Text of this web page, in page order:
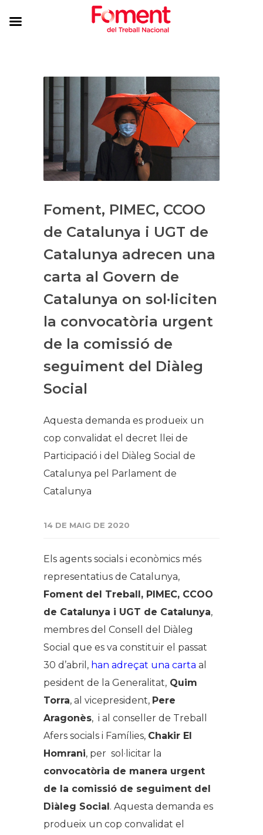
Foment, PIMEC, CCOO
de Catalunya i UGT de
Catalunya adrecen una
carta al Govern de
Catalunya on sol·liciten
la convocatòria urgent
de la comissió de
seguiment del Diàleg
Social
Aquesta demanda es produeix un
cop convalidat el decret llei de
Participació i del Diàleg Social de
Catalunya pel Parlament de
Catalunya
14 DE MAIG DE 2020
Els agents socials i econòmics més
representatius de Catalunya,
Foment del Treball, PIMEC, CCOO
de Catalunya i UGT de Catalunya,
membres del Consell del Diàleg
Social que es va constituir el passat
30 d’abril, han adreçat una carta al
pesident de la Generalitat, Quim
Torra, al vicepresident, Pere
Aragonès, i al conseller de Treball
Afers socials i Famílies, Chakir El
Homrani, per sol·licitar la
convocatòria de manera urgent
de la comissió de seguiment del
Diàleg Social. Aquesta demanda es
produeix un cop convalidat el